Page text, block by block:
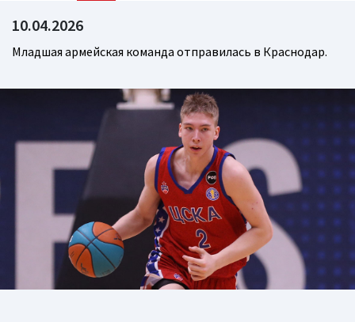
10.04.2026
Младшая армейская команда отправилась в Краснодар.